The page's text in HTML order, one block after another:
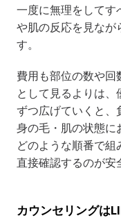
一度に無理をしてす
や肌の反応を見なが
す。
費用も部位の数や
として見るよりは、
ずつ広げていくと、
身の毛・肌の状態に
どのような順番で
直接確認するのが安
カウンセリングは